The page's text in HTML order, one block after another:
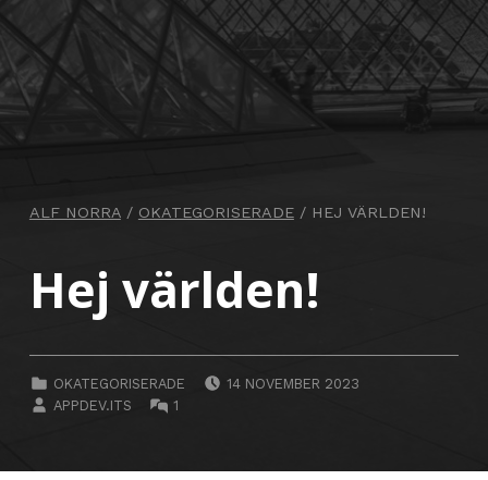
ALF NORRA/ OKATEGORISERADE/ HEJ VÄRLDEN!
Hej världen!
CATEGORIZED IN:
OKATEGORISERADE 14 NOVEMBER 2023
APPDEV.ITS
COMMENTS:
1